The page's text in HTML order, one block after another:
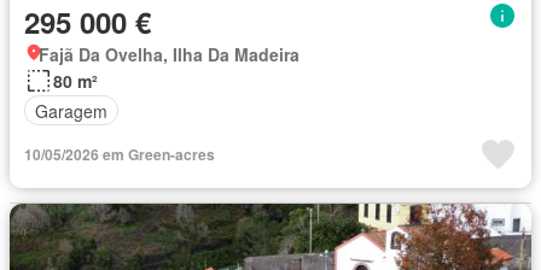
295 000 €
Fajã Da Ovelha, Ilha Da Madeira
80 m²
Garagem
10/05/2026 em Green-acres